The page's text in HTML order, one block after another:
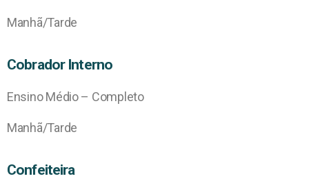
Manhã/Tarde
Cobrador Interno
Ensino Médio – Completo
Manhã/Tarde
Confeiteira